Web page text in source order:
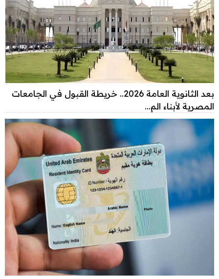
بعد الثانوية العامة 2026.. خريطة القبول في الجامعات
المصرية لأبناء الم...